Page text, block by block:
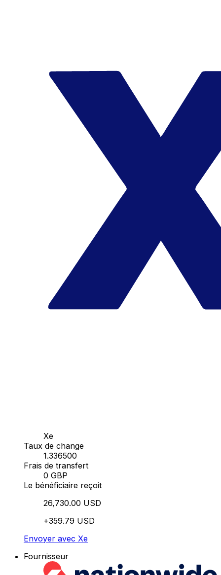
Xe
Taux de change
1.336500
Frais de transfert
0 GBP
Le bénéficiaire reçoit
26,730.00 USD
+359.79 USD
Envoyer avec Xe
Fournisseur